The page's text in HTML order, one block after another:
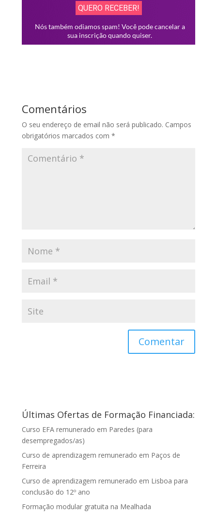
Comentários
O seu endereço de email não será publicado. Campos
obrigatórios marcados com *
Últimas Ofertas de Formação Financiada:
Curso EFA remunerado em Paredes (para
desempregados/as)
Curso de aprendizagem remunerado em Paços de
Ferreira
Curso de aprendizagem remunerado em Lisboa para
conclusão do 12º ano
Formação modular gratuita na Mealhada